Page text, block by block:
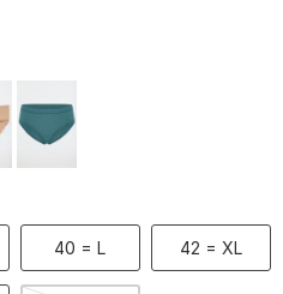
40 = L 42 = XL